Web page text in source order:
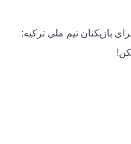
بازیکنان تیم ملی ترکیه: